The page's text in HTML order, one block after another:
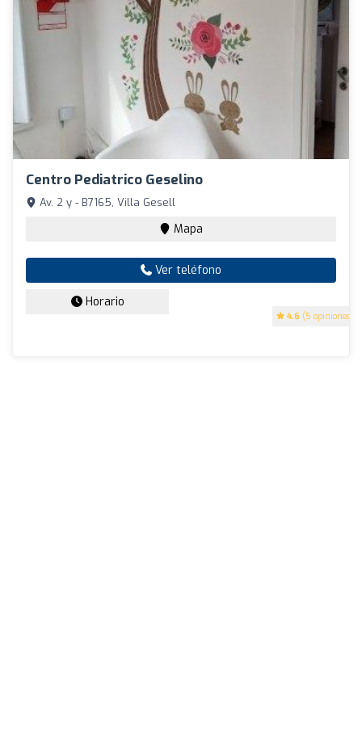
Centro Pediatrico Geselino
4.6 (5 opiniones)
Av. 2 y - B7165, Villa Gesell
Mapa
Ver teléfono
Horario